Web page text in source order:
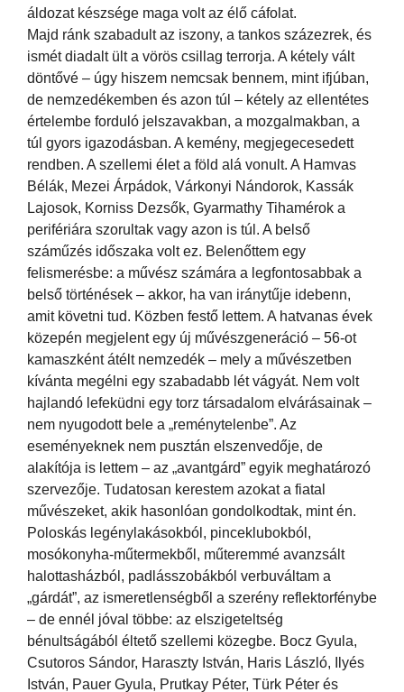
áldozat készsége maga volt az élő cáfolat.
Majd ránk szabadult az iszony, a tankos százezrek, és
ismét diadalt ült a vörös csillag terrorja. A kétely vált
döntővé – úgy hiszem nemcsak bennem, mint ifjúban,
de nemzedékemben és azon túl – kétely az ellentétes
értelembe forduló jelszavakban, a mozgalmakban, a
túl gyors igazodásban. A kemény, megjegecesedett
rendben. A szellemi élet a föld alá vonult. A Hamvas
Bélák, Mezei Árpádok, Várkonyi Nándorok, Kassák
Lajosok, Korniss Dezsők, Gyarmathy Tihamérok a
perifériára szorultak vagy azon is túl. A belső
száműzés időszaka volt ez. Belenőttem egy
felismerésbe: a művész számára a legfontosabbak a
belső történések – akkor, ha van iránytűje idebenn,
amit követni tud. Közben festő lettem. A hatvanas évek
közepén megjelent egy új művészgeneráció – 56-ot
kamaszként átélt nemzedék – mely a művészetben
kívánta megélni egy szabadabb lét vágyát. Nem volt
hajlandó lefeküdni egy torz társadalom elvárásainak –
nem nyugodott bele a „reménytelenbe”. Az
eseményeknek nem pusztán elszenvedője, de
alakítója is lettem – az „avantgárd” egyik meghatározó
szervezője. Tudatosan kerestem azokat a fiatal
művészeket, akik hasonlóan gondolkodtak, mint én.
Poloskás legénylakásokból, pinceklubokból,
mosókonyha-műtermekből, műteremmé avanzsált
halottasházból, padlásszobákból verbuváltam a
„gárdát”, az ismeretlenségből a szerény reflektorfénybe
– de ennél jóval többe: az elszigeteltség
bénultságából éltető szellemi közegbe. Bocz Gyula,
Csutoros Sándor, Haraszty István, Haris László, Ilyés
István, Pauer Gyula, Prutkay Péter, Türk Péter és